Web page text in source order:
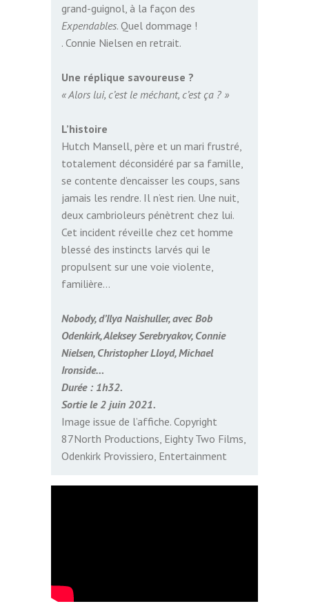
grand-guignol, à la façon des
Expendables. Quel dommage !
. Connie Nielsen en retrait.
Une réplique savoureuse ?
« Alors lui, c’est le méchant, c’est ça ? »
L’histoire
Hutch Mansell, père et un mari frustré,
totalement déconsidéré par sa famille,
se contente d’encaisser les coups, sans
jamais les rendre. Il n’est rien. Une nuit,
deux cambrioleurs pénètrent chez lui.
Cet incident réveille chez cet homme
blessé des instincts larvés qui le
propulsent sur une voie violente,
familière…
Nobody, d’Ilya Naishuller, avec Bob
Odenkirk, Aleksey Serebryakov, Connie
Nielsen, Christopher Lloyd, Michael
Ironside…
Durée : 1h32.
Sortie le 2 juin 2021.
Image issue de l’affiche. Copyright
87North Productions, Eighty Two Films,
Odenkirk Provissiero, Entertainment